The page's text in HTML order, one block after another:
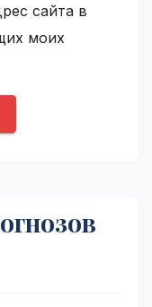
сайта в
моих